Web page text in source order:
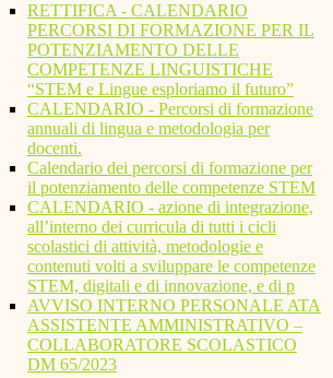
RETTIFICA - CALENDARIO
PERCORSI DI FORMAZIONE PER IL
POTENZIAMENTO DELLE
COMPETENZE LINGUISTICHE
“STEM e Lingue esploriamo il futuro”
CALENDARIO - Percorsi di formazione
annuali di lingua e metodologia per
docenti.
Calendario dei percorsi di formazione per
il potenziamento delle competenze STEM
CALENDARIO - azione di integrazione,
all’interno dei curricula di tutti i cicli
scolastici di attività, metodologie e
contenuti volti a sviluppare le competenze
STEM, digitali e di innovazione, e di p
AVVISO INTERNO PERSONALE ATA
ASSISTENTE AMMINISTRATIVO –
COLLABORATORE SCOLASTICO
DM 65/2023